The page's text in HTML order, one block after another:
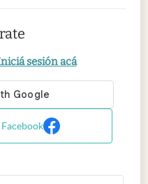
sesión acá